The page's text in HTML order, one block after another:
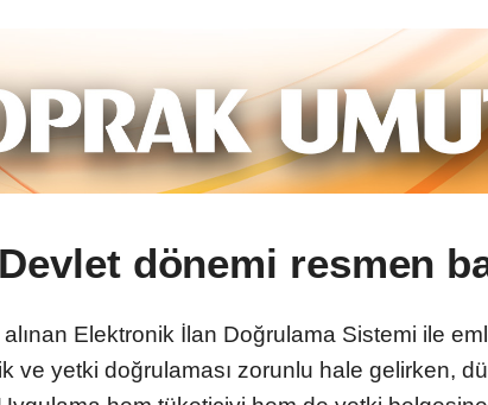
dönemi resmen
Elektronik İlan Doğrulama Sistemi ile
ve yetki doğrulaması zorunlu hale gelirken,